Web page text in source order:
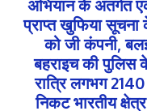
अभियान के अंतर्गत
प्राप्त खुफिया
को जी कंपनी,
बहराइच की पुलिस
रात्रि लगभग
निकट भारतीय